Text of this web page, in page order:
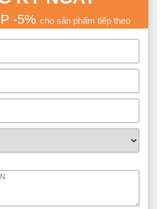
kế thêm phần chân giường chắc
để con yêu dễ leo trèo, cũng như
ngủ và đảm bảo gầm giường
-5% cho sản phẩm tiếp theo